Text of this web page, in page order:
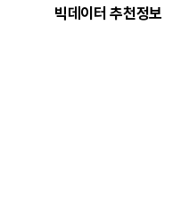
빅데이터 추천정보